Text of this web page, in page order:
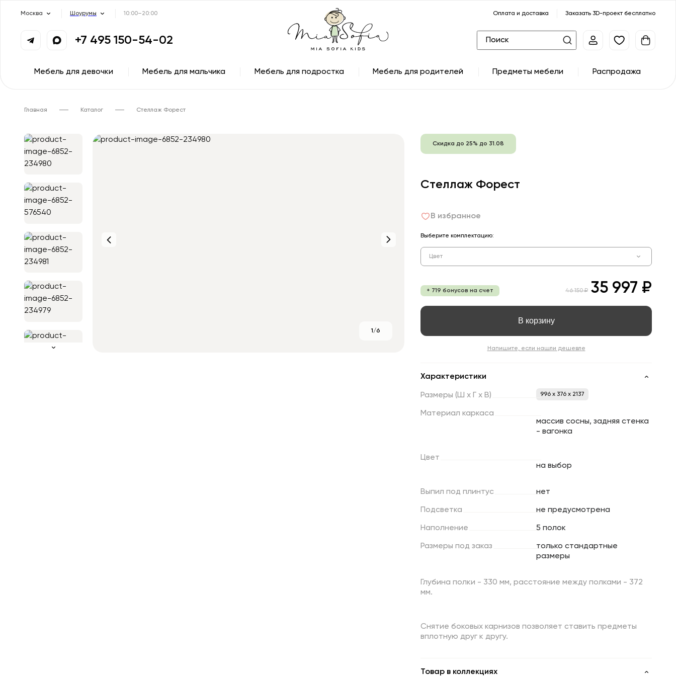
Москва Шоурумы 10:00–20:00 Оплата и доставка Заказать 3D-проект бесплатно
+7 495 150-54-02
Мебель для девочки Мебель для мальчика Мебель для подростка Мебель для родителей Предметы мебели Распродажа
Главная Каталог Стеллаж Форест
1/6
Скидка до 25% до 31.08
Стеллаж Форест
В избранное
Выберите комплектацию:
Цвет
+ 719 бонусов на счет 46 150 ₽ 35 997 ₽
В корзину
Напишите, если нашли дешевле
Характеристики
Размеры (Ш х Г х В) 996 x 376 x 2137
Материал каркаса
массив сосны, задняя стенка
- вагонка
Цвет
на выбор
Выпил под плинтус нет
Подсветка не предусмотрена
Наполнение 5 полок
Размеры под заказ
только стандартные
размеры
Глубина полки - 330 мм, расстояние между полками - 372
мм.
Снятие боковых карнизов позволяет ставить предметы
вплотную друг к другу.
Товар в коллекциях